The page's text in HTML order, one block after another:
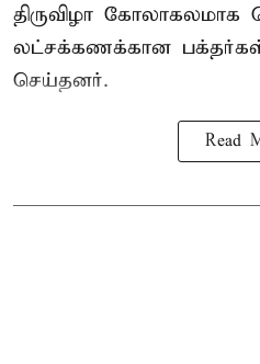
திருவிழா
லட்சக்கணக்கான பக்தர்கள்
செய்தனர்.
Read